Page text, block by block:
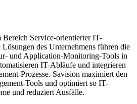
Service-orientierter IT-
des Unternehmens führen die
und Application-Monitoring-Tools in
IT-Abläufe und integrieren
Prozesse. Savision maximiert den
Tools und optimiert so IT-
und reduziert Ausfälle.